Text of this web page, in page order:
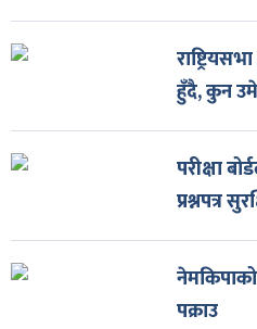
हुँदै, कुन
परीक्षा
प्रश्नपत्र
पक्राउ